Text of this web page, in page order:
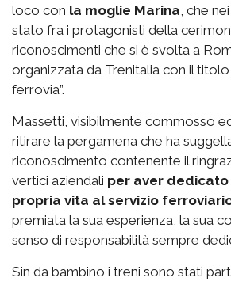
loco con la moglie Marina, che
stato fra i protagonisti della
riconoscimenti che si è svolta a
organizzata da Trenitalia con il titolo
ferrovia”.
Massetti, visibilmente commosso
ritirare la pergamena che ha
riconoscimento contenente il
vertici aziendali per aver
propria vita al servizio
premiata la sua esperienza, la sua
senso di responsabilità sempre
Sin da bambino i treni sono stati